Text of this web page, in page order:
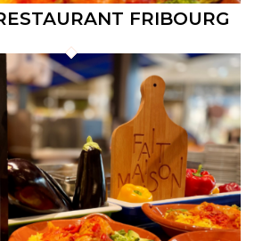
FRIBOURG